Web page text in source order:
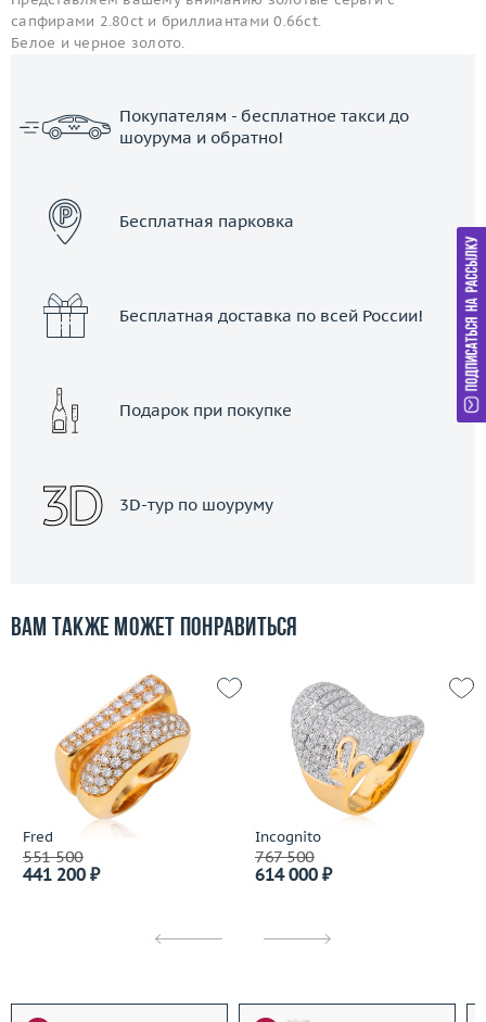
сапфирами 2.80ct и бриллиантами 0.66ct.
Белое и черное золото.
Покупателям - бесплатное такси до
шоурума и обратно!
Бесплатная парковка
Бесплатная доставка по всей России!
Подарок при покупке
3D-тур по шоуруму
Вам также может понравиться
Fred
551 500
441 200 ₽
Incognito
767 500
614 000 ₽